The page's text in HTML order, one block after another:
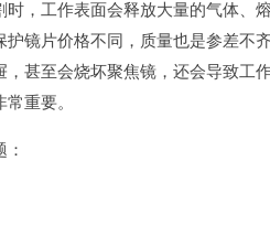
，工作表面会释放大量的气体、
镜片价格不同，质量也是参差不
甚至会烧坏聚焦镜，还会导致工
重要。